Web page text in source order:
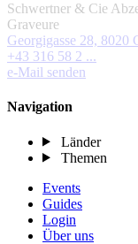
Schwertner & Cie
Graveure
Georgigasse 28, 8020
+43 316 58 2 ...
e-Mail senden
Navigation
Länder
Themen
Events
Guides
Login
Über uns